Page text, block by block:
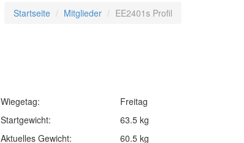
Startseite Mitglieder EE2401s Profil
Wiegetag:
Freitag
Startgewicht:
63.5 kg
Aktuelles Gewicht:
60.5 kg